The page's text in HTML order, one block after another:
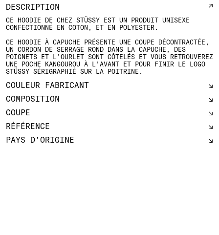
DESCRIPTION
CE HOODIE DE CHEZ STÜSSY EST UN PRODUIT UNISEXE
CONFECTIONNÉ EN COTON, ET EN POLYESTER.
CE HOODIE À CAPUCHE PRÉSENTE UNE COUPE DÉCONTRACTÉE,
UN CORDON DE SERRAGE ROND DANS LA CAPUCHE, DES
POIGNETS ET L'OURLET SONT CÔTELÉS ET VOUS RETROUVEREZ
UNE POCHE KANGOUROU À L'AVANT ET POUR FINIR LE LOGO
STÜSSY SÉRIGRAPHIÉ SUR LA POITRINE.
COULEUR FABRICANT
COMPOSITION
COUPE
RÉFÉRENCE
PAYS D'ORIGINE